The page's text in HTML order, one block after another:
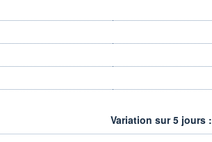
Variation sur 5 jours :